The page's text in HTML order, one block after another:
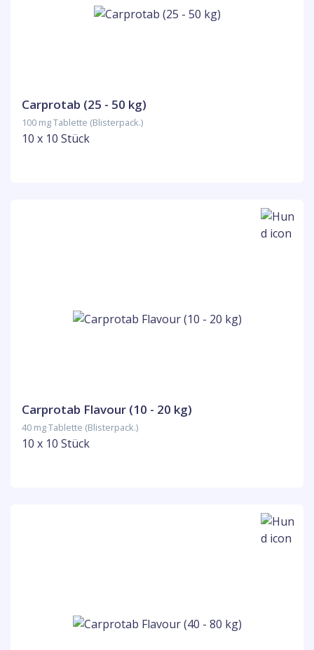
Carprotab (25 - 50 kg)
100 mg Tablette (Blisterpack.)
10 x 10 Stück
Carprotab Flavour (10 - 20 kg)
40 mg Tablette (Blisterpack.)
10 x 10 Stück